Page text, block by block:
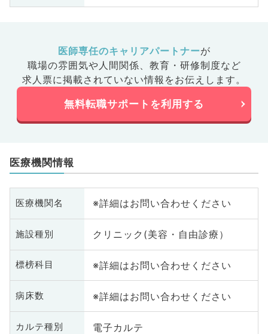
医師専任のキャリアパートナーが
職場の雰囲気や人間関係、 教育・研修制度など
求人票に掲載されていない情報をお伝えします。
無料転職サポートを利用する
医療機関情報
医療機関名 ※詳細はお問い合わせください
施設種別 クリニック(美容・自由診療）
標榜科目 ※詳細はお問い合わせください
病床数 ※詳細はお問い合わせください
カルテ種別 電子カルテ